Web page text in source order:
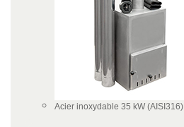
Acier inoxydable 35 kW (AISI316)